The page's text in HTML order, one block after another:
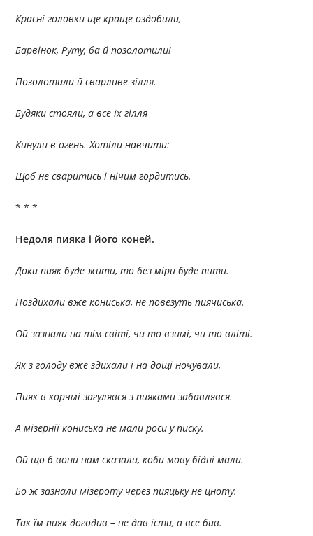
Красні головки ще краще оздобили,
Барвінок, Руту, ба й позолотили!
Позолотили й сварливе зілля.
Будяки стояли, а все їх гілля
Кинули в огень. Хотіли навчити:
Щоб не сваритись і нічим гордитись.
* * *
Недоля пияка і його коней.
Доки пияк буде жити, то без міри буде пити.
Поздихали вже кониська, не повезуть пиячиська.
Ой зазнали на тім світі, чи то взимі, чи то вліті.
Як з голоду вже здихали і на дощі ночували,
Пияк в корчмі загулявся з пияками забавлявся.
А мізернії кониська не мали роси у писку.
Ой що б вони нам сказали, коби мову бідні мали.
Бо ж зазнали мізероту через пияцьку не цноту.
Так їм пияк догодив – не дав їсти, а все бив.